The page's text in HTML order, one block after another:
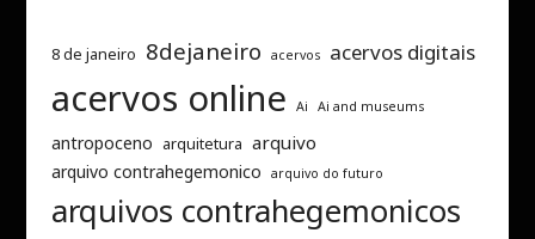
8 de janeiro 8dejaneiro acervos acervos digitais
acervos online Ai Ai and museums
antropoceno arquitetura arquivo
arquivo contrahegemonico arquivo do futuro
arquivos contrahegemonicos